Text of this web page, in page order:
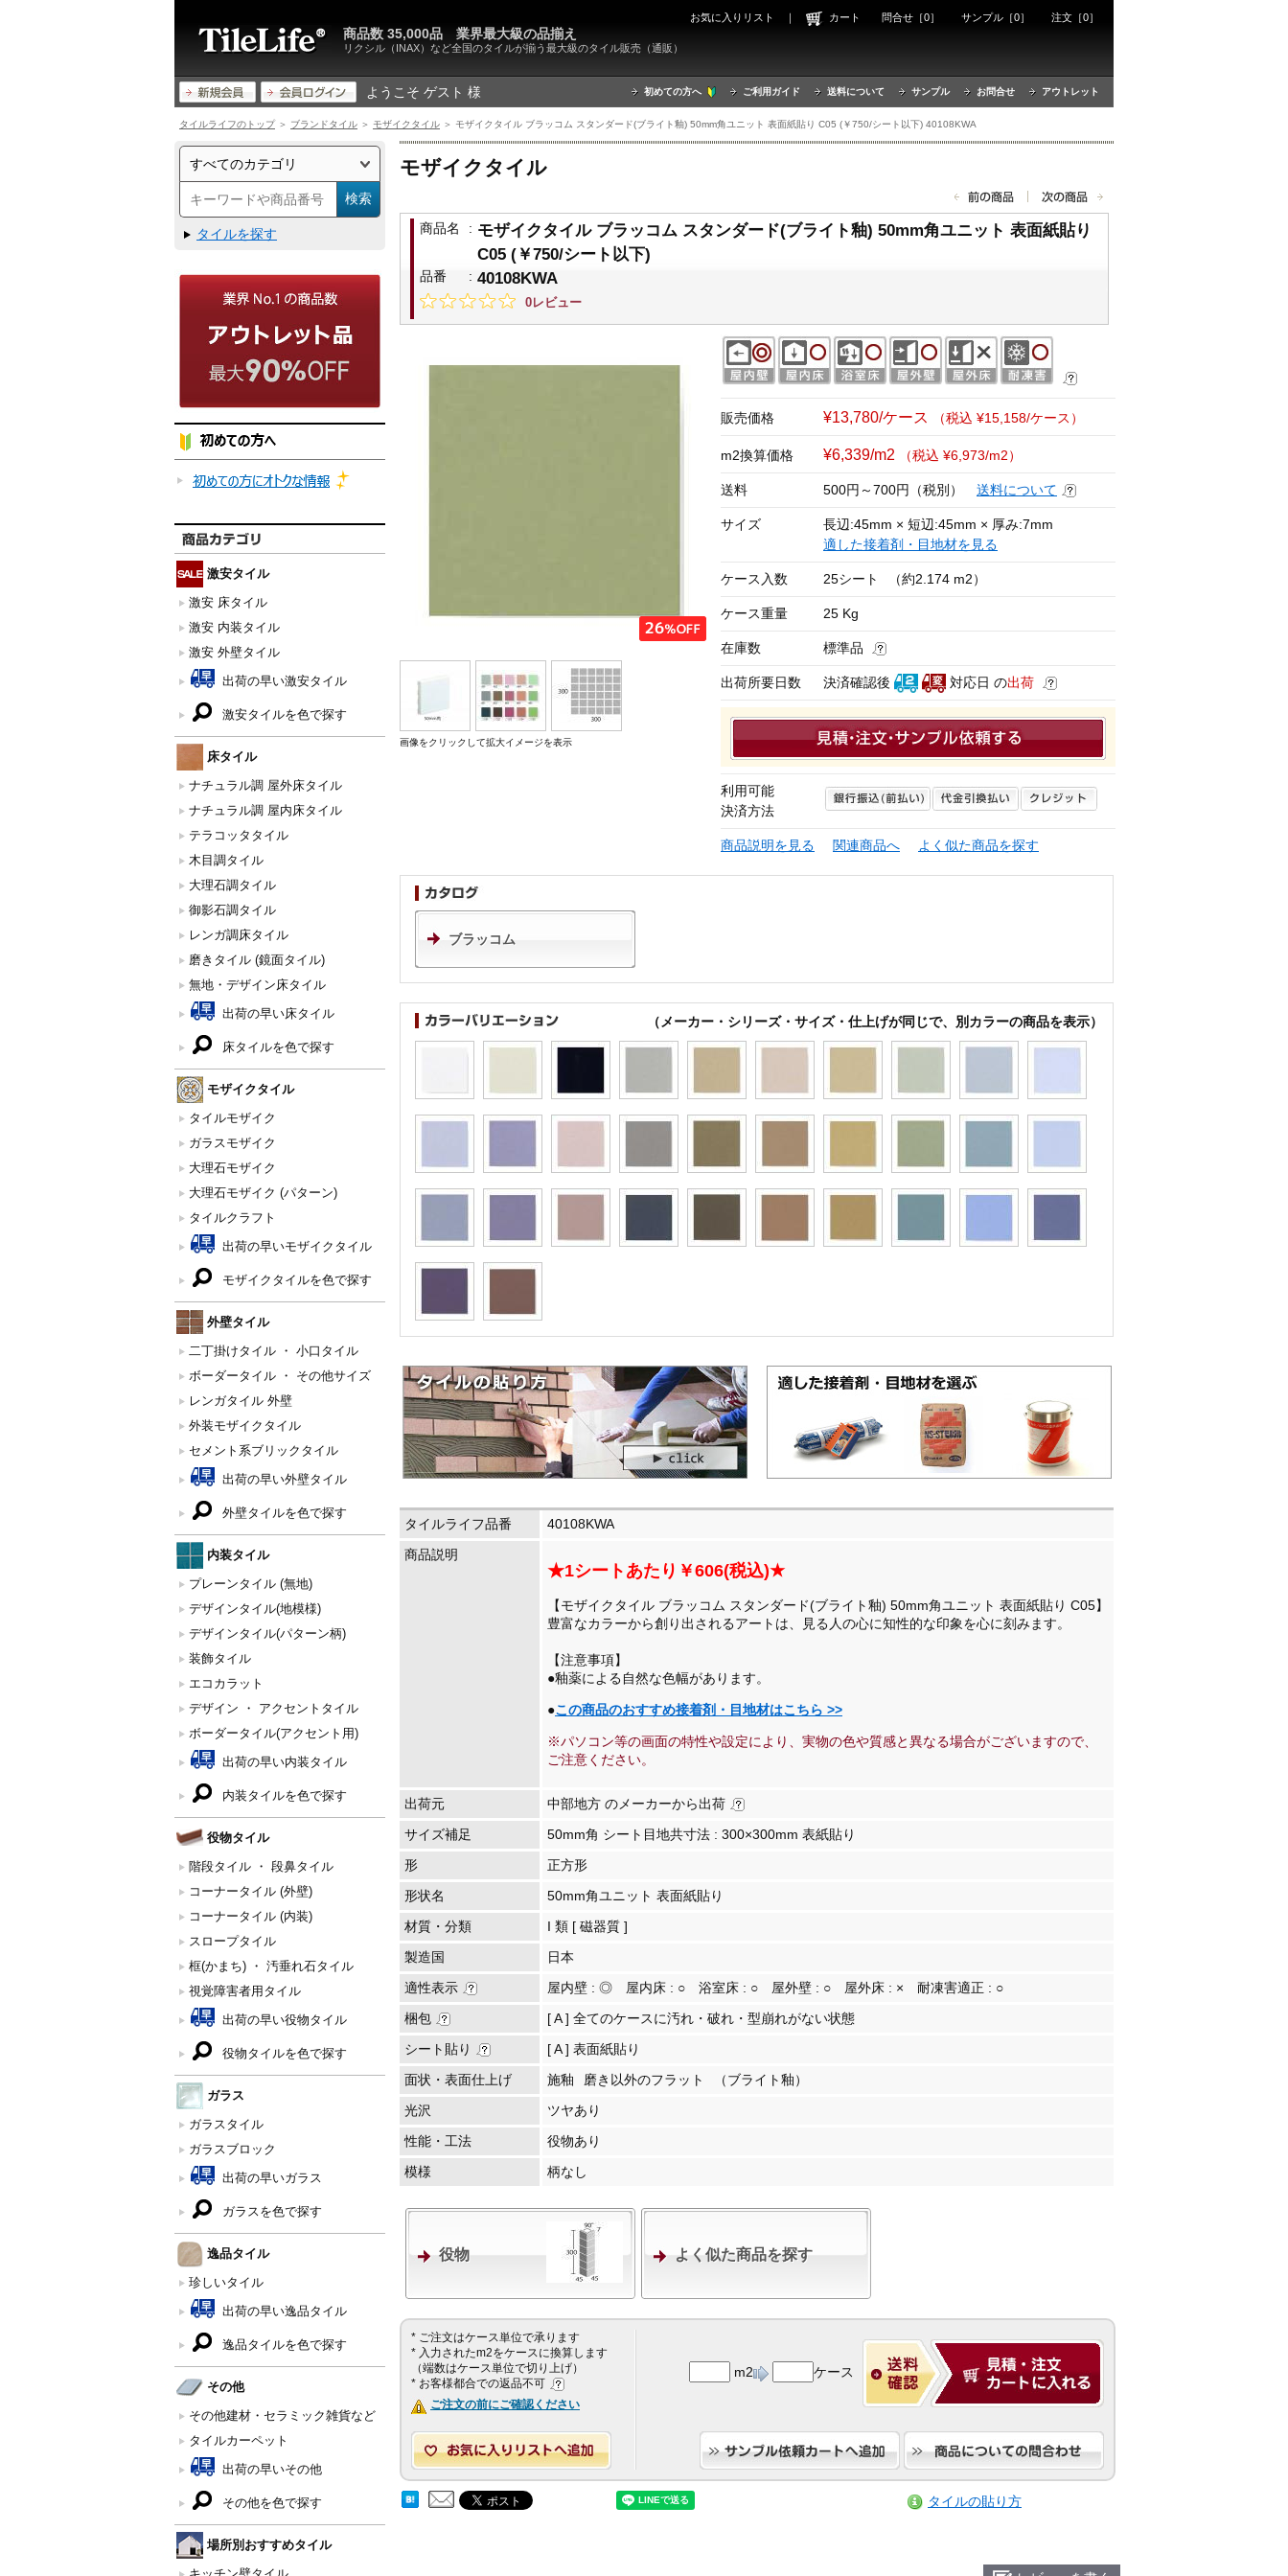
リクシル（INAX）など全国のタイルが揃う最大級のタイル販売（通販）
商品数 35,000品 業界最大級の品揃え
ようこそ ゲスト 様 初めての方へ ご利用ガイド 送料について サンプル お問合せ アウトレット
お気に入りリスト ｜ カート 問合せ［0］ サンプル［0］ 注文［0］
タイルライフのトップ＞ ブランドタイル ＞ モザイクタイル ＞ モザイクタイル ブラッコム スタンダード(ブライト釉) 50mm角ユニット 表面紙貼り C05 (￥750/シート以下) 40108KWA
タイルを探す
激安タイル
激安 床タイル
激安 内装タイル
激安 外壁タイル
出荷の早い激安タイル
激安タイルを色で探す
床タイル
ナチュラル調 屋外床タイル
ナチュラル調 屋内床タイル
テラコッタタイル
木目調タイル
大理石調タイル
御影石調タイル
レンガ調床タイル
磨きタイル (鏡面タイル)
無地・デザイン床タイル
出荷の早い床タイル
床タイルを色で探す
モザイクタイル
タイルモザイク
ガラスモザイク
大理石モザイク
大理石モザイク (パターン)
タイルクラフト
出荷の早いモザイクタイル
モザイクタイルを色で探す
外壁タイル
二丁掛けタイル ・ 小口タイル
ボーダータイル ・ その他サイズ
レンガタイル 外壁
外装モザイクタイル
セメント系ブリックタイル
出荷の早い外壁タイル
外壁タイルを色で探す
内装タイル
プレーンタイル (無地)
デザインタイル(地模様)
デザインタイル(パターン柄)
装飾タイル
エコカラット
デザイン ・ アクセントタイル
ボーダータイル(アクセント用)
出荷の早い内装タイル
内装タイルを色で探す
役物タイル
階段タイル ・ 段鼻タイル
コーナータイル (外壁)
コーナータイル (内装)
スロープタイル
框(かまち) ・ 汚垂れ石タイル
視覚障害者用タイル
出荷の早い役物タイル
役物タイルを色で探す
ガラス
ガラスタイル
ガラスブロック
出荷の早いガラス
ガラスを色で探す
逸品タイル
珍しいタイル
出荷の早い逸品タイル
逸品タイルを色で探す
その他
その他建材・セラミック雑貨など
タイルカーペット
出荷の早いその他
その他を色で探す
場所別おすすめタイル
キッチン壁タイル
モザイクタイル
商品名 : モザイクタイル ブラッコム スタンダード(ブライト釉) 50mm角ユニット 表面紙貼り
C05 (￥750/シート以下)
品番 : 40108KWA
0レビュー
画像をクリックして拡大イメージを表示
販売価格 ¥13,780/ケース （税込 ¥15,158/ケース）
m2換算価格 ¥6,339/m2 （税込 ¥6,973/m2）
送料 500円～700円（税別） 送料について
サイズ
長辺:45mm × 短辺:45mm × 厚み:7mm
適した接着剤・目地材を見る
ケース入数 25シート （約2.174 m2）
ケース重量 25 Kg
在庫数 標準品
出荷所要日数 決済確認後 対応日 の出荷
利用可能
決済方法
商品説明を見る 関連商品へ よく似た商品を探す
ブラッコム
（メーカー・シリーズ・サイズ・仕上げが同じで、別カラーの商品を表示）
タイルライフ品番
40108KWA
商品説明
★1シートあたり￥606(税込)★
【モザイクタイル ブラッコム スタンダード(ブライト釉) 50mm角ユニット 表面紙貼り C05】
豊富なカラーから創り出されるアートは、見る人の心に知性的な印象を心に刻みます。
【注意事項】
●釉薬による自然な色幅があります。
●この商品のおすすめ接着剤・目地材はこちら >>
※パソコン等の画面の特性や設定により、実物の色や質感と異なる場合がございますので、
ご注意ください。
出荷元
中部地方 のメーカーから出荷
サイズ補足
50mm角 シート目地共寸法 : 300×300mm 表紙貼り
形
正方形
形状名
50mm角ユニット 表面紙貼り
材質・分類
I 類 [ 磁器質 ]
製造国
日本
適性表示
屋内壁 : ◎ 屋内床 : ○ 浴室床 : ○ 屋外壁 : ○ 屋外床 : × 耐凍害適正 : ○
梱包
[ A ] 全てのケースに汚れ・破れ・型崩れがない状態
シート貼り
[ A ] 表面紙貼り
面状・表面仕上げ
施釉 磨き以外のフラット
（ブライト釉）
光沢
ツヤあり
性能・工法
役物あり
模様
柄なし
役物 よく似た商品を探す
* ご注文はケース単位で承ります
* 入力されたm2をケースに換算します
（端数はケース単位で切り上げ）
* お客様都合での返品不可
ご注文の前にご確認ください
m2 ケース
タイルの貼り方